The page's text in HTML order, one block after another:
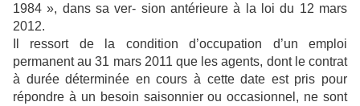
1984 », dans sa ver- sion antérieure à la loi du 12 mars
2012.
Il ressort de la condition d’occupation d’un emploi
permanent au 31 mars 2011 que les agents, dont le contrat
à durée déterminée en cours à cette date est pris pour
répondre à un besoin saisonnier ou occasionnel, ne sont